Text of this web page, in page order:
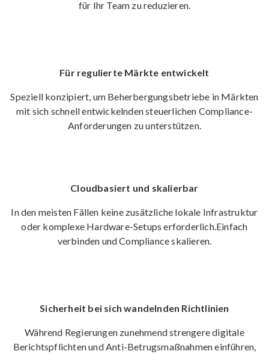
für Ihr Team zu reduzieren.
Für regulierte Märkte entwickelt
Speziell konzipiert, um Beherbergungsbetriebe in Märkten
mit sich schnell entwickelnden steuerlichen Compliance-
Anforderungen zu unterstützen.
Cloudbasiert und skalierbar
In den meisten Fällen keine zusätzliche lokale Infrastruktur
oder komplexe Hardware-Setups erforderlich. Einfach
verbinden und Compliance skalieren.
Sicherheit bei sich wandelnden Richtlinien
Während Regierungen zunehmend strengere digitale
Berichtspflichten und Anti-Betrugsmaßnahmen einführen,